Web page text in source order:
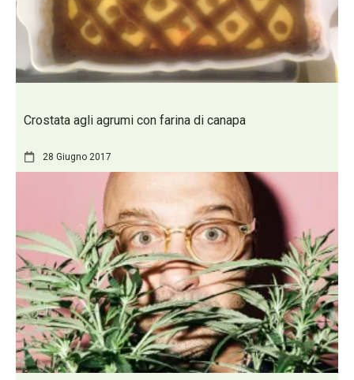
Crostata agli agrumi con farina di canapa
28 Giugno 2017